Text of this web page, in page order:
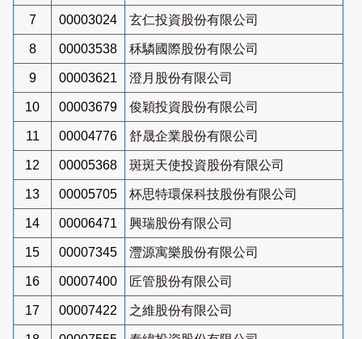
7 00003024 玄仁投資股份有限公司
8 00003538 秝驎國際股份有限公司
9 00003621 澄月股份有限公司
10 00003679 俊穎投資股份有限公司
11 00004776 舒晟企業股份有限公司
12 00005368 斑斑天使投資股份有限公司
13 00005705 杯思特環保科技股份有限公司
14 00006471 興瑞股份有限公司
15 00007345 灃源寓樂股份有限公司
16 00007400 匠管股份有限公司
17 00007422 之維股份有限公司